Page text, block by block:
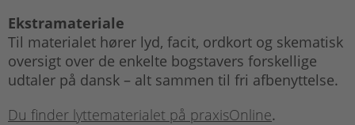
Ekstramateriale
Til materialet hører lyd, facit, ordkort og skematisk
oversigt over de enkelte bogstavers forskellige
udtaler på dansk – alt sammen til fri afbenyttelse.
Du finder lyttematerialet på praxisOnline.